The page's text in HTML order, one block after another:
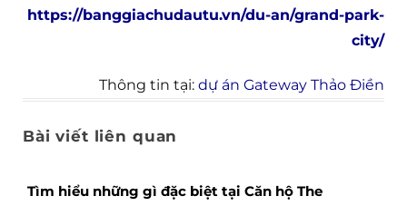
https://banggiachudautu.vn/du-an/grand-park-
city/
Thông tin tại: dự án Gateway Thảo Điền
Bài viết liên quan
Tìm hiểu những gì đặc biệt tại Căn hộ The